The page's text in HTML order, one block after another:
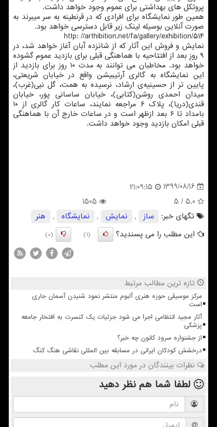
پروتکل های بهداشتی برای عموم وجود خواهد داشت.
همین طور نمایشگاه برای افرادی که در قرنطینه به سر می‎برند به
صورت آنلاین بوسیله لینک زیر قابل دسترسی خواهد بود.
http: //arthibition.net/fa/gallery/exhibition/۵۱۴
نمایش و فروش این آثار که از شانزده آبان آغاز خواهد شد، در
۹ روزِ بعد از افتتاحیه با هماهنگی قبلی برای بازدید عموم گشوده
خواهد بود. مخاطبان می توانند به مدت ۱۰ روز برای بازدید از
این نمایشگاه به گالری آرتیبیشن واقع در خیابان شریعتی،
پایین تر از حسینیه‌ی ارشاد، نرسیده به همت، گل نبی(غرب)،
میدان احمدی روشن(کتابی)، خیابان ساسانی پور، خیابان
قندی(دریا)، پلاک ۶ مراجعه نمایند، ساعات کار گالری از ۱۰
بامداد تا ۶ بعد ازظهر است و در ساعات خارج آن با هماهنگی
قبلی امکان بازدید وجود خواهد داشت.
1399/08/16
21:09:15
5.0
/ 5
1505
تگهای خبر:
ساز , نمایش , نمایشگاه ,
هنر
این مطلب را می پسندید؟
(1)
(0)
تازه ترین مطالب مرتبط
مرکز موسیقی حوزه هنری آلبوم منتشر نمود شنیدن آسمان جاری
است
آثار مجید انتظامی اجرا می شود جزئیات یک کنسرت به افتخار جامعه
پزشکی
از جشنواره سرود کانون چه خبر؟
درخشش کودکان ایرانی در مسابقه بین المللی نقاشی هنگ کنگ
نظرات بینندگان در مورد این مطلب
لطفا شما همنظر دهید